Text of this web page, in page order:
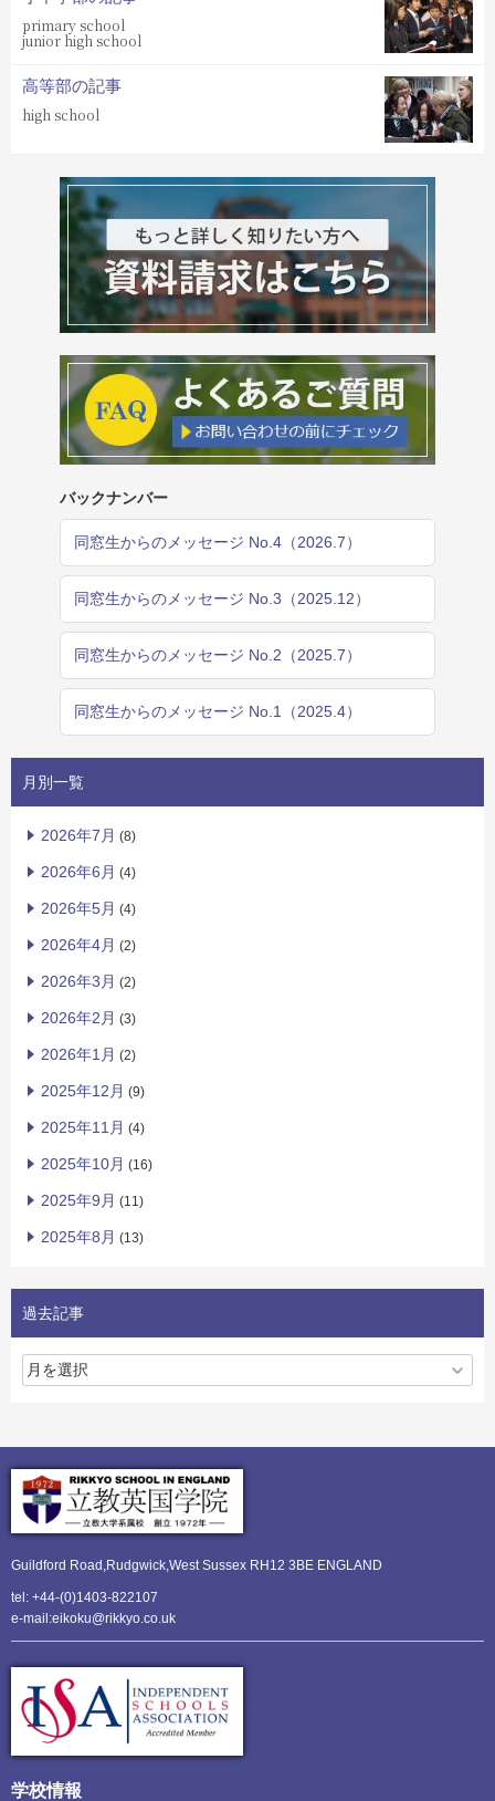
primary school
junior high school
高等部の記事
high school
バックナンバー
同窓生からのメッセージ No.4（2026.7）
同窓生からのメッセージ No.3（2025.12）
同窓生からのメッセージ No.2（2025.7）
同窓生からのメッセージ No.1（2025.4）
月別一覧
2026年7月 (8)
2026年6月 (4)
2026年5月 (4)
2026年4月 (2)
2026年3月 (2)
2026年2月 (3)
2026年1月 (2)
2025年12月 (9)
2025年11月 (4)
2025年10月 (16)
2025年9月 (11)
2025年8月 (13)
過去記事
Guildford Road,Rudgwick,West Sussex RH12 3BE ENGLAND
tel: +44-(0)1403-822107
e-mail:eikoku@rikkyo.co.uk
学校情報